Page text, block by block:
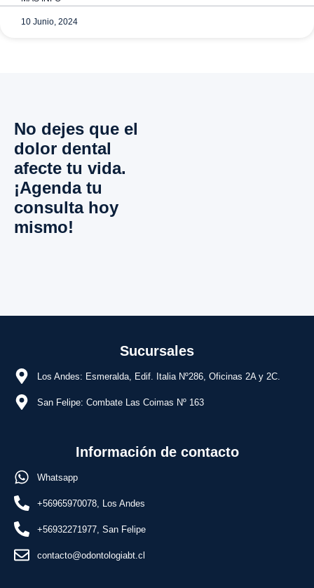
10 Junio, 2024
No dejes que el
dolor dental
afecte tu vida.
¡Agenda tu
consulta hoy
mismo!
Sucursales
Los Andes: Esmeralda, Edif. Italia Nº286, Oficinas 2A y 2C.
San Felipe: Combate Las Coimas Nº 163
Información de contacto
Whatsapp
+56965970078, Los Andes
+56932271977, San Felipe
contacto@odontologiabt.cl